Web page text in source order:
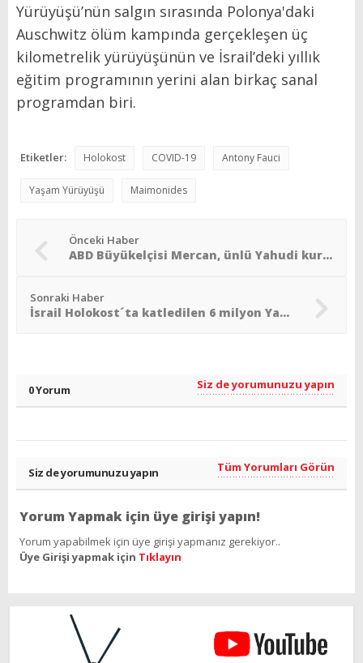
Yürüyüşü’nün salgın sırasında Polonya'daki
Auschwitz ölüm kampında gerçekleşen üç
kilometrelik yürüyüşünün ve İsrail’deki yıllık
eğitim programının yerini alan birkaç sanal
programdan biri.
Etiketler: Holokost COVID-19 Antony Fauci
Yaşam Yürüyüşü Maimonides
Önceki Haber
ABD Büyükelçisi Mercan, ünlü Yahudi kurumu ile görüştü
Sonraki Haber
İsrail Holokost´ta katledilen 6 milyon Yahudi´yi andı
0 Yorum Siz de yorumunuzu yapın
Siz de yorumunuzu yapın Tüm Yorumları Görün
Yorum Yapmak için üye girişi yapın!
Yorum yapabilmek için üye girişi yapmanız gerekiyor..
Üye Girişi yapmak için Tıklayın